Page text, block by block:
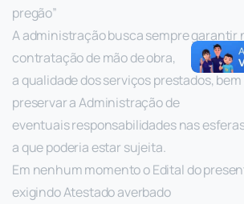
pregão”
A administração busca sempre garantir
contratação de mão de obra,
a qualidade dos serviços prestados,
preservar a Administração de
eventuais responsabilidades nas
a que poderia estar sujeita.
Em nenhum momento o Edital do
exigindo Atestado averbado